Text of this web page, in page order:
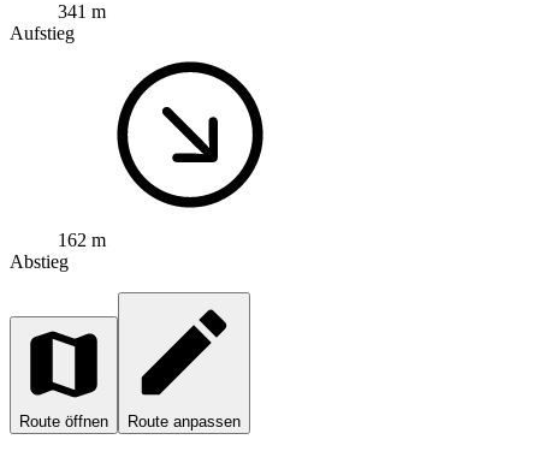
341 m
Aufstieg
162 m
Abstieg
Route öffnen Route anpassen